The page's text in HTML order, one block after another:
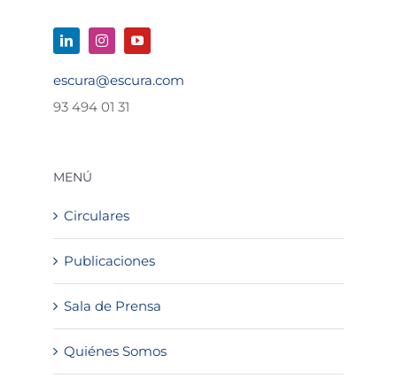
escura@escura.com
93 494 01 31
MENÚ
Circulares
Publicaciones
Sala de Prensa
Quiénes Somos